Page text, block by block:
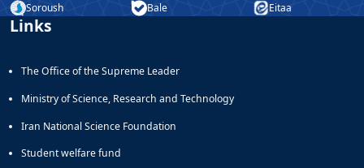
Soroush Bale Eitaa
Links
The Office of the Supreme Leader
Ministry of Science, Research and Technology
Iran National Science Foundation
Student welfare fund